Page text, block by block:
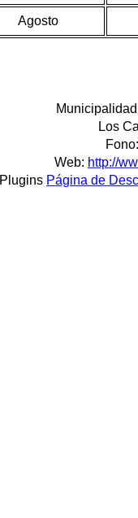
Agosto
Los
Web: http://
Plugins Página de